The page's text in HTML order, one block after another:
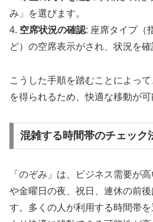
み」を選びます。
4. 空席状況の確認: 座席タイプ（
ど）の空席表示がされ、状況を確
こうした手順を踏むことによっ
を得られるため、快適な移動が可
混雑する時間帯のチェック
「のぞみ」は、ビジネス需要が
や金曜日の夜、祝日、連休の前
す。多くの人が利用する時間帯を